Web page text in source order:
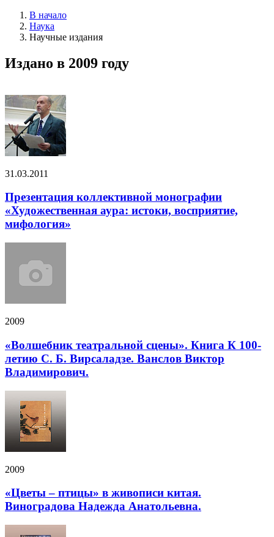
В начало
Наука
Научные издания
Издано в 2009 году
31.03.2011
Презентация коллективной монографии
«Художественная аура: истоки, восприятие,
мифология»
2009
«Волшебник театральной сцены». Книга К 100-
летию С. Б. Вирсаладзе. Ванслов Виктор
Владимирович.
2009
«Цветы – птицы» в живописи китая.
Виноградова Надежда Анатольевна.